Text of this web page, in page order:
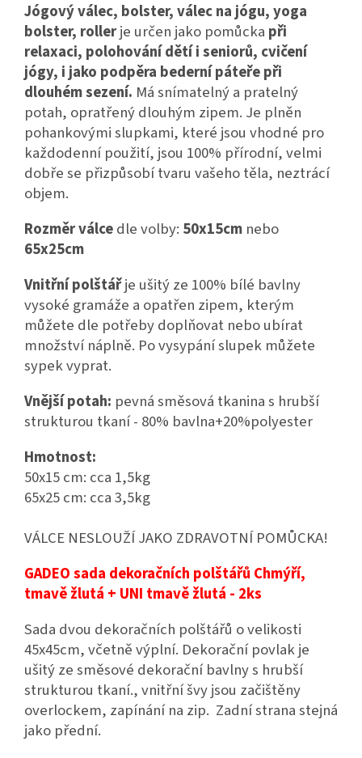
Jógový válec, bolster, válec na jógu, yoga
bolster, rollerje určen jako pomůcka při
relaxaci, polohování dětí i seniorů, cvičení
jógy, i jako podpěra bederní páteře při
dlouhém sezení. Má snímatelný a pratelný
potah, opratřený dlouhým zipem. Je plněn
pohankovými slupkami, které jsou vhodné pro
každodenní použití, jsou 100% přírodní, velmi
dobře se přizpůsobí tvaru vašeho těla, neztrácí
objem.
Rozměr válcedle volby: 50x15cm nebo
65x25cm
Vnitřní polštářje ušitý ze 100% bílé bavlny
vysoké gramáže a opatřen zipem, kterým
můžete dle potřeby doplňovat nebo ubírat
množství náplně. Po vysypání slupek můžete
sypek vyprat.
Vnější potah: pevná směsová tkanina s hrubší
strukturou tkaní - 80% bavlna+20%polyester
Hmotnost:
50x15 cm: cca 1,5kg
65x25 cm: cca 3,5kg
VÁLCE NESLOUŽÍ JAKO ZDRAVOTNÍ POMŮCKA!
GADEO sada dekoračních polštářů Chmýří,
tmavě žlutá + UNI tmavě žlutá - 2ks
Sada dvou dekoračních polštářů o velikosti
45x45cm, včetně výplní. Dekorační povlak je
ušitý ze směsové dekorační bavlny s hrubší
strukturou tkaní., vnitřní švy jsou začištěny
overlockem, zapínání na zip. Zadní strana stejná
jako přední.